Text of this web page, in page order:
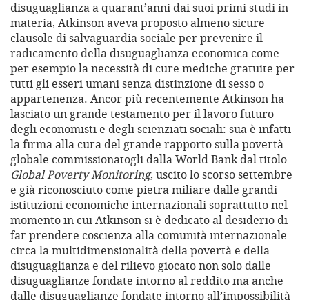
disuguaglianza a quarant’anni dai suoi primi studi in
materia, Atkinson aveva proposto almeno sicure
clausole di salvaguardia sociale per prevenire il
radicamento della disuguaglianza economica come
per esempio la necessità di cure mediche gratuite per
tutti gli esseri umani senza distinzione di sesso o
appartenenza. Ancor più recentemente Atkinson ha
lasciato un grande testamento per il lavoro futuro
degli economisti e degli scienziati sociali: sua è infatti
la firma alla cura del grande rapporto sulla povertà
globale commissionatogli dalla World Bank dal titolo
Global Poverty Monitoring, uscito lo scorso settembre
e già riconosciuto come pietra miliare dalle grandi
istituzioni economiche internazionali soprattutto nel
momento in cui Atkinson si è dedicato al desiderio di
far prendere coscienza alla comunità internazionale
circa la multidimensionalità della povertà e della
disuguaglianza e del rilievo giocato non solo dalle
disuguaglianze fondate intorno al reddito ma anche
dalle disuguaglianze fondate intorno all’impossibilità